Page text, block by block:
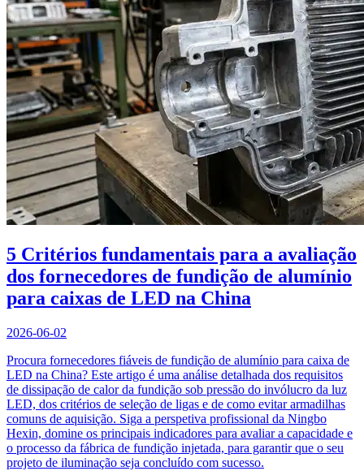
5 Critérios fundamentais para a avaliação
dos fornecedores de fundição de alumínio
para caixas de LED na China
2026-06-02
Procura fornecedores fiáveis de fundição de alumínio para caixa de
LED na China? Este artigo é uma análise detalhada dos requisitos
de dissipação de calor da fundição sob pressão do invólucro da luz
LED, dos critérios de seleção de ligas e de como evitar armadilhas
comuns de aquisição. Siga a perspetiva profissional da Ningbo
Hexin, domine os principais indicadores para avaliar a capacidade e
o processo da fábrica de fundição injetada, para garantir que o seu
projeto de iluminação seja concluído com sucesso.